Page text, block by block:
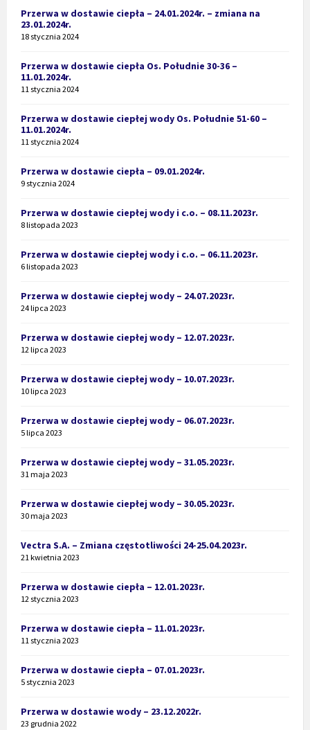
Przerwa w dostawie ciepła – 24.01.2024r. – zmiana na
23.01.2024r.
18 stycznia 2024
Przerwa w dostawie ciepła Os. Południe 30-36 –
11.01.2024r.
11 stycznia 2024
Przerwa w dostawie ciepłej wody Os. Południe 51-60 –
11.01.2024r.
11 stycznia 2024
Przerwa w dostawie ciepła – 09.01.2024r.
9 stycznia 2024
Przerwa w dostawie ciepłej wody i c.o. – 08.11.2023r.
8 listopada 2023
Przerwa w dostawie ciepłej wody i c.o. – 06.11.2023r.
6 listopada 2023
Przerwa w dostawie ciepłej wody – 24.07.2023r.
24 lipca 2023
Przerwa w dostawie ciepłej wody – 12.07.2023r.
12 lipca 2023
Przerwa w dostawie ciepłej wody – 10.07.2023r.
10 lipca 2023
Przerwa w dostawie ciepłej wody – 06.07.2023r.
5 lipca 2023
Przerwa w dostawie ciepłej wody – 31.05.2023r.
31 maja 2023
Przerwa w dostawie ciepłej wody – 30.05.2023r.
30 maja 2023
Vectra S.A. – Zmiana częstotliwości 24-25.04.2023r.
21 kwietnia 2023
Przerwa w dostawie ciepła – 12.01.2023r.
12 stycznia 2023
Przerwa w dostawie ciepła – 11.01.2023r.
11 stycznia 2023
Przerwa w dostawie ciepła – 07.01.2023r.
5 stycznia 2023
Przerwa w dostawie wody – 23.12.2022r.
23 grudnia 2022